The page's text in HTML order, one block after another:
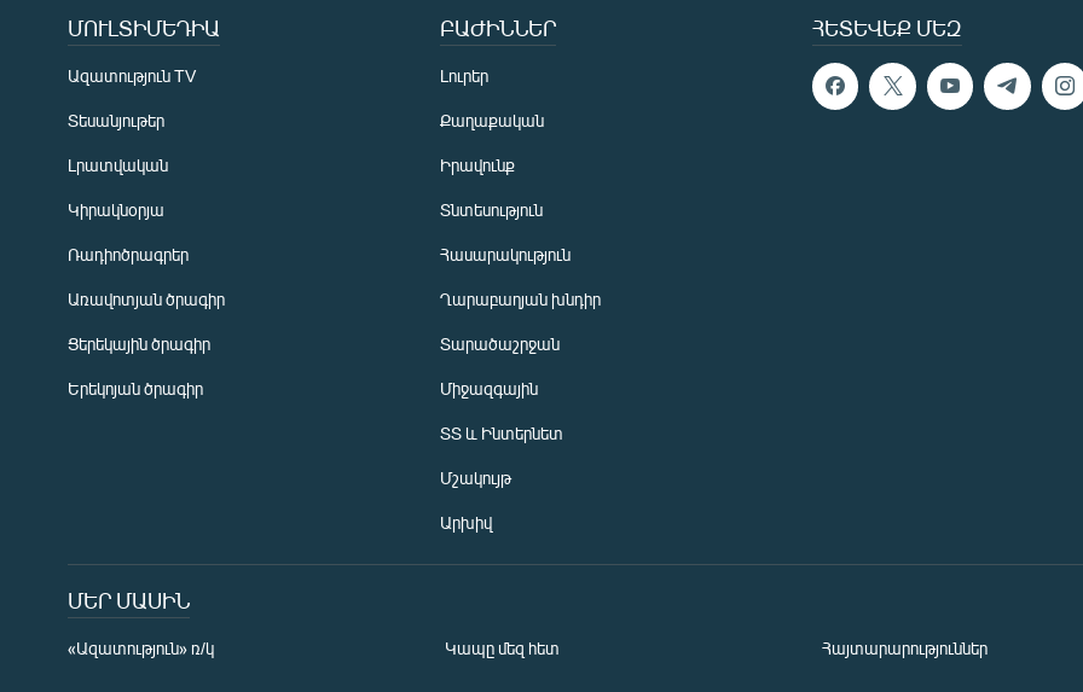
ՀԵՏԵՎԵՔ ՄԵԶ
ՄՈՒԼՏԻՄԵԴԻԱ
Ազատություն TV
Տեսանյութեր
Լրատվական
Կիրակնօրյա
Ռադիոծրագրեր
Առավոտյան ծրագիր
Ցերեկային ծրագիր
Երեկոյան ծրագիր
ԲԱԺԻՆՆԵՐ
Լուրեր
Քաղաքական
Իրավունք
Տնտեսություն
Հասարակություն
Ղարաբաղյան խնդիր
Տարածաշրջան
Միջազգային
ՏՏ և Ինտերնետ
Մշակույթ
Արխիվ
ՄԵՐ ՄԱՍԻՆ
«Ազատություն» ռ/կ Կապը մեզ հետ Հայտարարություններ